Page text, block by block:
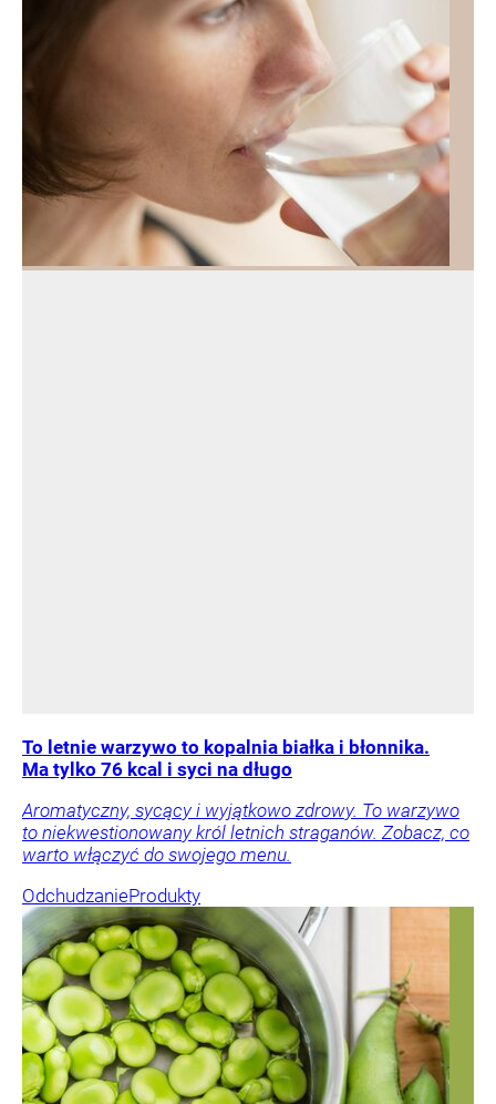
To letnie warzywo to kopalnia białka i błonnika.
Ma tylko 76 kcal i syci na długo
Aromatyczny, sycący i wyjątkowo zdrowy. To warzywo
to niekwestionowany król letnich straganów. Zobacz, co
warto włączyć do swojego menu.
OdchudzanieProdukty